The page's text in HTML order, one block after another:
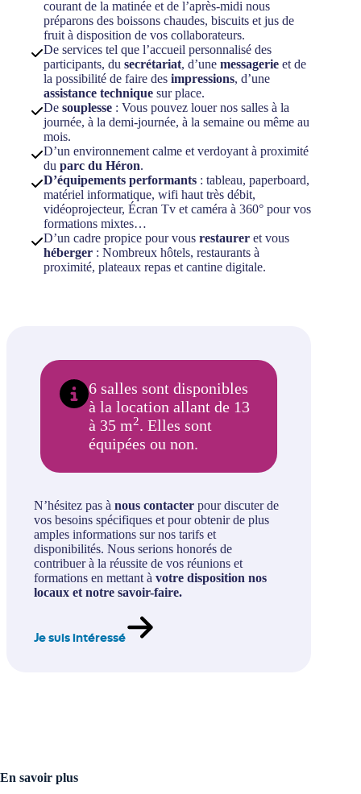
courant de la matinée et de l’après-midi nous
préparons des boissons chaudes, biscuits et jus de
fruit à disposition de vos collaborateurs.
De services tel que l’accueil personnalisé des
participants, du secrétariat, d’une messagerie et de
la possibilité de faire des impressions, d’une
assistance technique sur place.
De souplesse : Vous pouvez louer nos salles à la
journée, à la demi-journée, à la semaine ou même au
mois.
D’un environnement calme et verdoyant à proximité
du parc du Héron.
D’équipements performants : tableau, paperboard,
matériel informatique, wifi haut très débit,
vidéoprojecteur, Écran Tv et caméra à 360° pour vos
formations mixtes…
D’un cadre propice pour vous restaurer et vous
héberger : Nombreux hôtels, restaurants à
proximité, plateaux repas et cantine digitale.
6 salles sont disponibles
à la location allant de 13
à 35 m2. Elles sont
équipées ou non.
N’hésitez pas à nous contacter pour discuter de
vos besoins spécifiques et pour obtenir de plus
amples informations sur nos tarifs et
disponibilités. Nous serions honorés de
contribuer à la réussite de vos réunions et
formations en mettant à votre disposition nos
locaux et notre savoir-faire.
Je suis intéressé
En savoir plus